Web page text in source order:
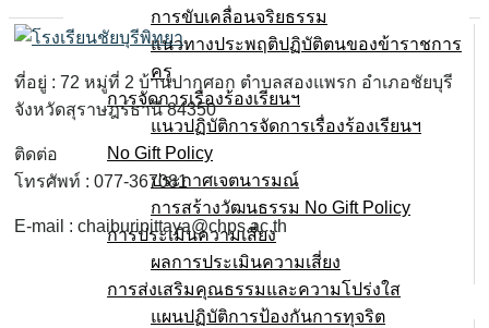
การขับเคลื่อนจริยธรรม
แนวทางประพฤติปฏิบัติตนของข้าราชการ
ครู
การจัดการเรื่องร้องเรียนฯ
แนวปฏิบัติการจัดการเรื่องร้องเรียนฯ
No Gift Policy
ประกาศเจตนารมณ์
การสร้างวัฒนธรรม No Gift Policy
การประเมินความเสี่ยง
ผลการประเมินความเสี่ยง
การส่งเสริมคุณธรรมและความโปร่งใส
แผนปฏิบัติการป้องกันการทุจริต
ที่อยู่ : 72 หมู่ที่ 2 บ้านปากศอก ตำบลสองแพรก อำเภอชัยบุรี
จังหวัดสุราษฎร์ธานี 84350
ติดต่อ
โทรศัพท์ : 077-367081
E-mail : chaiburipittaya@chps.ac.th